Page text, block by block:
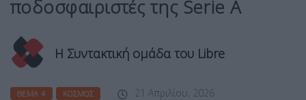
ποδοσφαιριστές της Serie A
Η Συντακτική ομάδα του Libre
ΘΈΜΑ 4 ΚΌΣΜΟΣ 21 Απριλίου, 2026